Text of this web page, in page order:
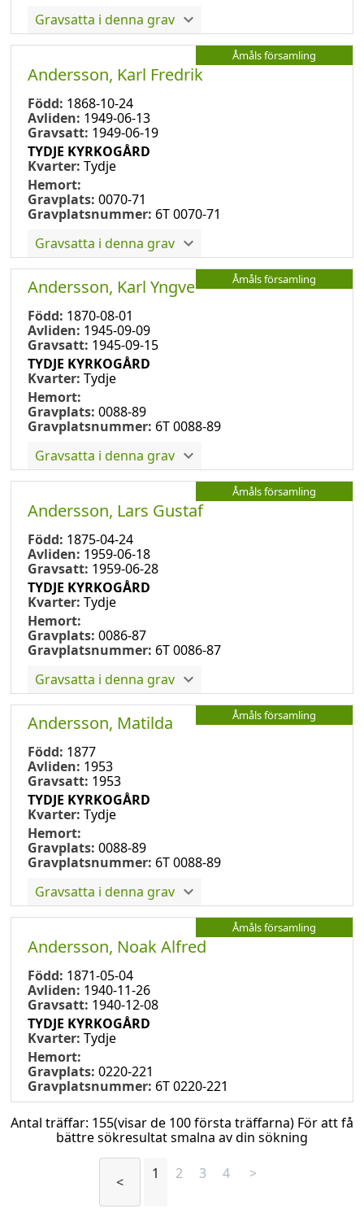
Gravsatta i denna grav
Åmåls församling
Andersson, Karl Fredrik
Född: 1868-10-24
Avliden: 1949-06-13
Gravsatt: 1949-06-19
TYDJE KYRKOGÅRD
Kvarter: Tydje
Hemort:
Gravplats: 0070-71
Gravplatsnummer: 6T 0070-71
Gravsatta i denna grav
Åmåls församling
Andersson, Karl Yngve
Född: 1870-08-01
Avliden: 1945-09-09
Gravsatt: 1945-09-15
TYDJE KYRKOGÅRD
Kvarter: Tydje
Hemort:
Gravplats: 0088-89
Gravplatsnummer: 6T 0088-89
Gravsatta i denna grav
Åmåls församling
Andersson, Lars Gustaf
Född: 1875-04-24
Avliden: 1959-06-18
Gravsatt: 1959-06-28
TYDJE KYRKOGÅRD
Kvarter: Tydje
Hemort:
Gravplats: 0086-87
Gravplatsnummer: 6T 0086-87
Gravsatta i denna grav
Åmåls församling
Andersson, Matilda
Född: 1877
Avliden: 1953
Gravsatt: 1953
TYDJE KYRKOGÅRD
Kvarter: Tydje
Hemort:
Gravplats: 0088-89
Gravplatsnummer: 6T 0088-89
Gravsatta i denna grav
Åmåls församling
Andersson, Noak Alfred
Född: 1871-05-04
Avliden: 1940-11-26
Gravsatt: 1940-12-08
TYDJE KYRKOGÅRD
Kvarter: Tydje
Hemort:
Gravplats: 0220-221
Gravplatsnummer: 6T 0220-221
Antal träffar: 155(visar de 100 första träffarna) För att få
bättre sökresultat smalna av din sökning
< 1 2 3 4 >